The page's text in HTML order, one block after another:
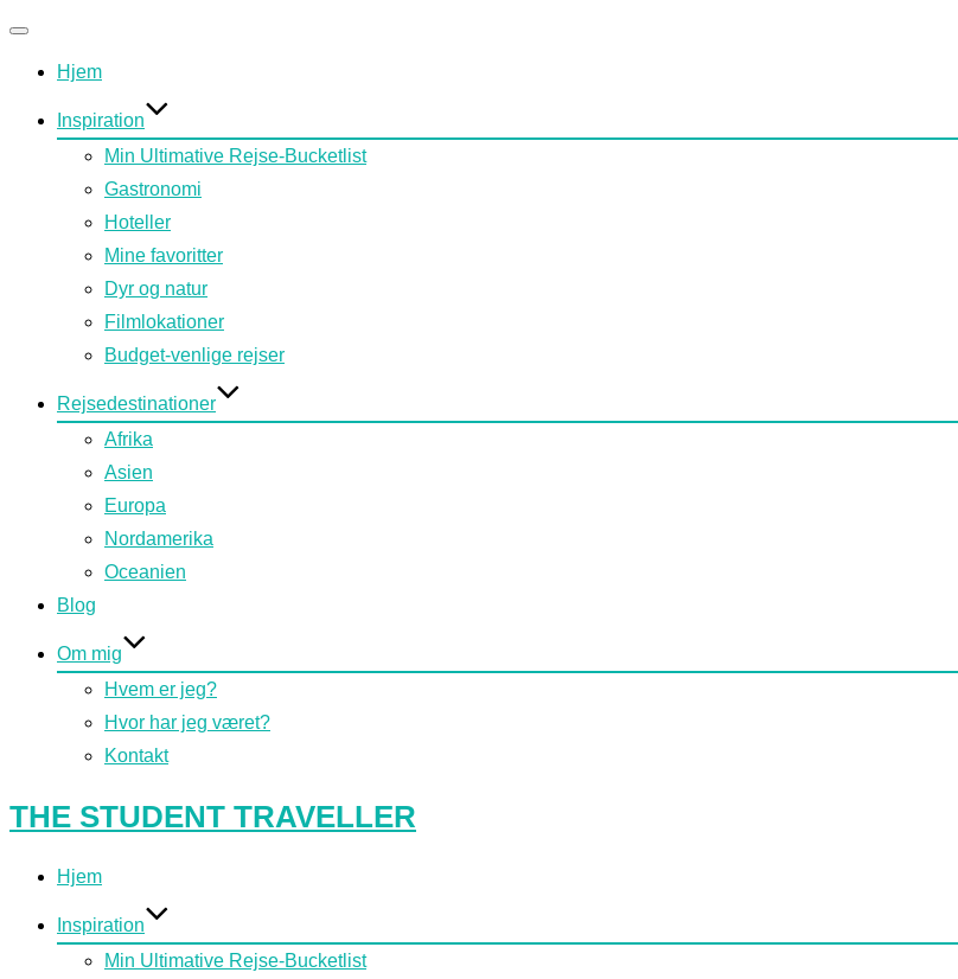
navigation
Hjem
Inspiration
Min Ultimative Rejse-Bucketlist
Gastronomi
Hoteller
Mine favoritter
Dyr og natur
Filmlokationer
Budget-venlige rejser
Rejsedestinationer
Afrika
Asien
Europa
Nordamerika
Oceanien
Blog
Om mig
Hvem er jeg?
Hvor har jeg været?
Kontakt
Videre
til
THE STUDENT TRAVELLER
Hjem
Inspiration
Min Ultimative Rejse-Bucketlist